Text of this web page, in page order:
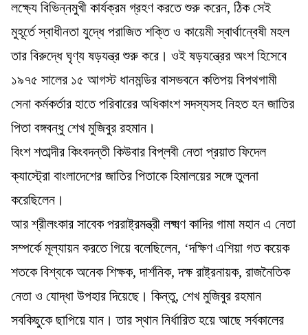
লক্ষ্যে বিভিন্নমুখী কার্যক্রম গ্রহণ করতে শুরু করেন, ঠিক সেই
মুহূর্তে স্বাধীনতা যুদ্ধে পরাজিত শক্তি ও কায়েমী স্বার্থান্বেষী মহল
তার বিরুদ্ধে ঘৃণ্য ষড়যন্ত্র শুরু করে। ওই ষড়যন্ত্রের অংশ হিসেবে
১৯৭৫ সালের ১৫ আগস্ট ধানমন্ডির বাসভবনে কতিপয় বিপথগামী
সেনা কর্মকর্তার হাতে পরিবারের অধিকাংশ সদস্যসহ নিহত হন জাতির
পিতা বঙ্গবন্ধু শেখ মুজিবুর রহমান।
বিংশ শতাব্দীর কিংবদন্তী কিউবার বিপ্লবী নেতা প্রয়াত ফিদেল
ক্যাস্ট্রো বাংলাদেশের জাতির পিতাকে হিমালয়ের সঙ্গে তুলনা
করেছিলেন।
আর শ্রীলংকার সাবেক পররাষ্ট্রমন্ত্রী লক্ষ্মণ কাদির গামা মহান এ নেতা
সম্পর্কে মূল্যায়ন করতে গিয়ে বলেছিলেন, ‘দক্ষিণ এশিয়া গত কয়েক
শতকে বিশ্বকে অনেক শিক্ষক, দার্শনিক, দক্ষ রাষ্ট্রনায়ক, রাজনৈতিক
নেতা ও যোদ্ধা উপহার দিয়েছে। কিন্তু, শেখ মুজিবুর রহমান
সবকিছুকে ছাপিয়ে যান। তার স্থান নির্ধারিত হয়ে আছে সর্বকালের